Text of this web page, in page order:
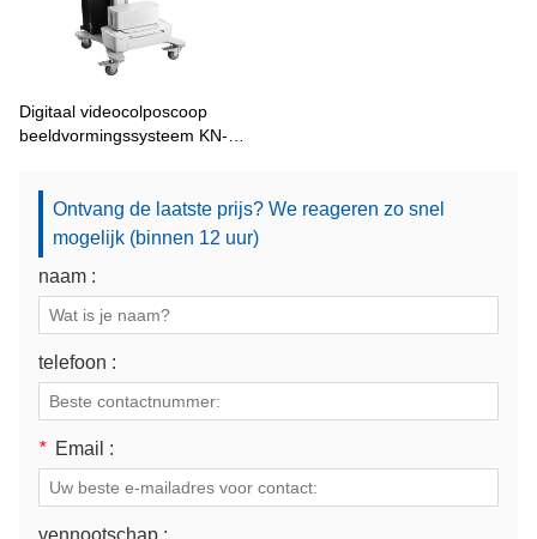
Digitaal videocolposcoop
beeldvormingssysteem KN-
Ontvang de laatste prijs? We reageren zo snel
mogelijk (binnen 12 uur)
naam :
telefoon :
* Email :